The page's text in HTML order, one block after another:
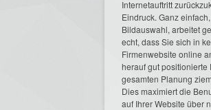
Internetauftritt
Eindruck. Ganz
Bildauswahl, arbeitet
echt, dass Sie sich in
Firmenwebsite online
herauf gut positionierte
gesamten Planung
Dies maximiert die
auf Ihrer Website über